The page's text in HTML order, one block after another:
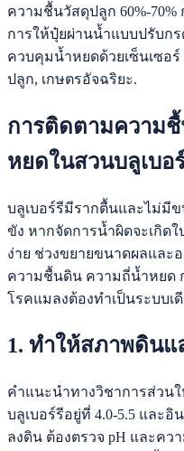
ความชื้นวัสดุปลูก 60%-70%
การให้ปุ๋ยผ่านน้ำแบบปรับกร
ควบคุมน้ำหยดด้วยเซ็นเซอร์
ปลูก, เกษตรอัจฉริยะ.
การติดตามความ
หยดในสวนบลูเบอ
บลูเบอร์รีมีรากตื้นและไม่มี
ขัง หากจัดการน้ำผิดจะเกิด
ง่าย ช่วงขยายขนาดผลและ
ความชื้นดิน ความถี่น้ำหยด
โรคแมลงต้องทำเป็นระบบเ
1. ทำให้สภาพดิน
คำแนะนำทางวิชาการส่วน
บลูเบอร์รีอยู่ที่ 4.0-5.5 และ
ลงดิน ต้องตรวจ pH และค